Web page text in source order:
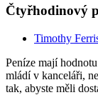
Čtyřhodinový
Timothy
Peníze mají
mládí v kanceláři,
tak, abyste měli